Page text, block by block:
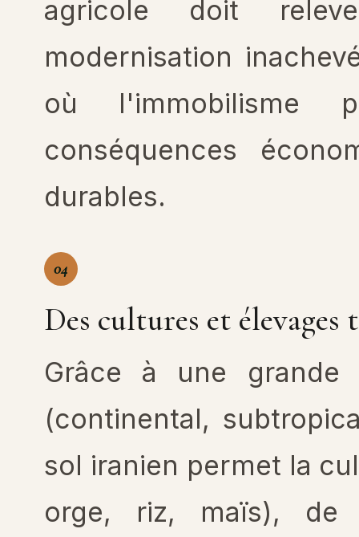
agricole doit
modernisation
où l'immobilisme
conséquences
durables.
04
Des cultures et élevages
Grâce à une grande
(continental,
sol iranien permet la
orge, riz, maïs), de